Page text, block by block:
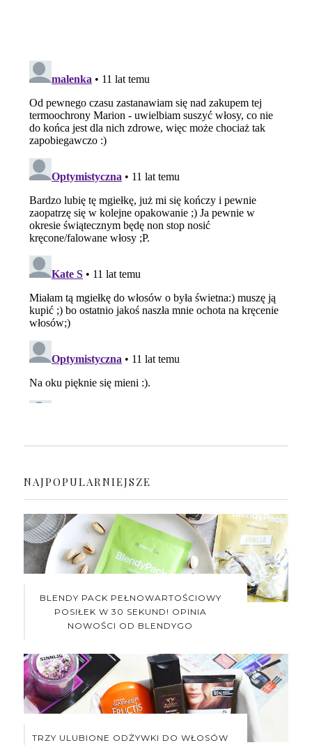
NAJPOPULARNIEJSZE
BLENDY PACK PEŁNOWARTOŚCIOWY
POSIŁEK W 30 SEKUND! OPINIA
NOWOŚCI OD BLENDYGO
TRZY ULUBIONE ODŻYWKI DO WŁOSÓW